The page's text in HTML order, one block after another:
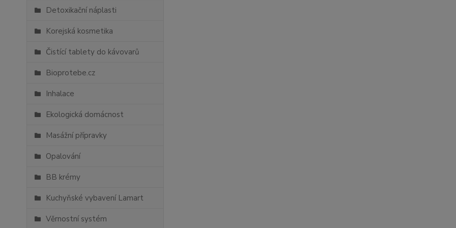
Detoxikační náplasti
Korejská kosmetika
Čistící tablety do kávovarů
Bioprotebe.cz
Inhalace
Ekologická domácnost
Masážní přípravky
Opalování
BB krémy
Kuchyňské vybavení Lamart
Věrnostní systém